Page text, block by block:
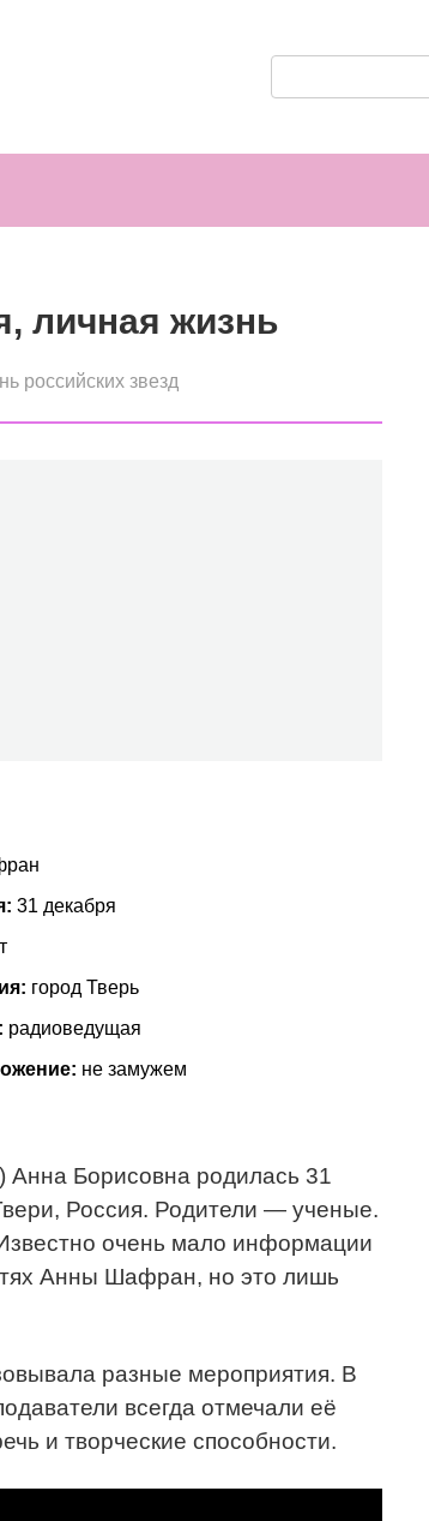
личная жизнь
российских звезд
31 декабря
город Тверь
радиоведущая
не замужем
Борисовна родилась 31
Россия. Родители — ученые.
очень мало информации
Анны Шафран, но это лишь
разные мероприятия. В
всегда отмечали её
и творческие способности.